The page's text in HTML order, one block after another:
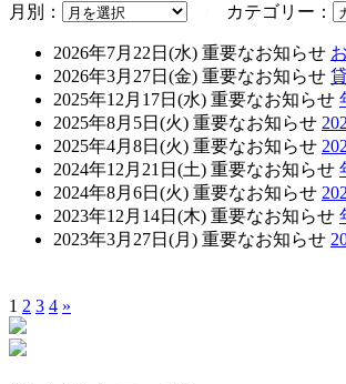
月別： カテゴリー：
2026年7月22日(水) 重要なお知らせ
2026年3月27日(金) 重要なお知らせ
2025年12月17日(水) 重要なお知らせ
2025年8月5日(火) 重要なお知らせ
2025年4月8日(火) 重要なお知らせ
2024年12月21日(土) 重要なお知らせ
2024年8月6日(火) 重要なお知らせ
2023年12月14日(木) 重要なお知らせ
2023年3月27日(月) 重要なお知らせ
1 2 3 4 »